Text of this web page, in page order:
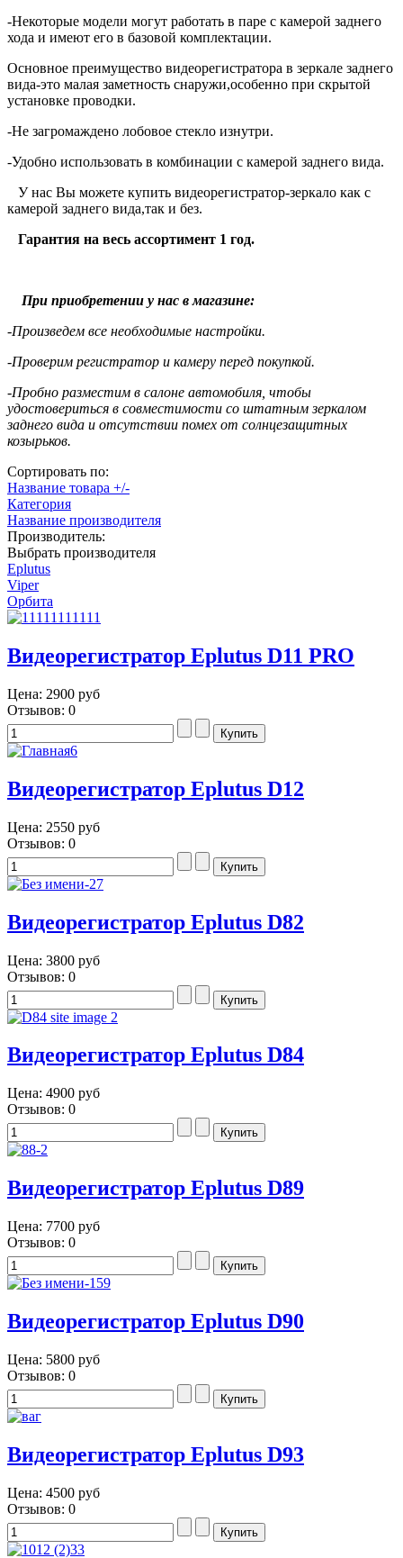
-Некоторые модели могут работать в паре с камерой заднего
хода и имеют его в базовой комплектации.
Основное преимущество видеорегистратора в зеркале заднего
вида-это малая заметность снаружи,особенно при скрытой
установке проводки.
-Не загромаждено лобовое стекло изнутри.
-Удобно использовать в комбинации с камерой заднего вида.
У нас Вы можете купить видеорегистратор-зеркало как с
камерой заднего вида,так и без.
Гарантия на весь ассортимент 1 год.
При приобретении у нас в магазине:
-Произведем все необходимые настройки.
-Проверим регистратор и камеру перед покупкой.
-Пробно разместим в салоне автомобиля, чтобы
удостовериться в совместимости со штатным зеркалом
заднего вида и отсутствии помех от солнцезащитных
козырьков.
Сортировать по:
Название товара +/-
Категория
Название производителя
Производитель:
Выбрать производителя
Eplutus
Viper
Орбита
Видеорегистратор Eplutus D11 PRO
Цена: 2900 руб
Отзывов: 0
Видеорегистратор Eplutus D12
Цена: 2550 руб
Отзывов: 0
Видеорегистратор Eplutus D82
Цена: 3800 руб
Отзывов: 0
Видеорегистратор Eplutus D84
Цена: 4900 руб
Отзывов: 0
Видеорегистратор Eplutus D89
Цена: 7700 руб
Отзывов: 0
Видеорегистратор Eplutus D90
Цена: 5800 руб
Отзывов: 0
Видеорегистратор Eplutus D93
Цена: 4500 руб
Отзывов: 0